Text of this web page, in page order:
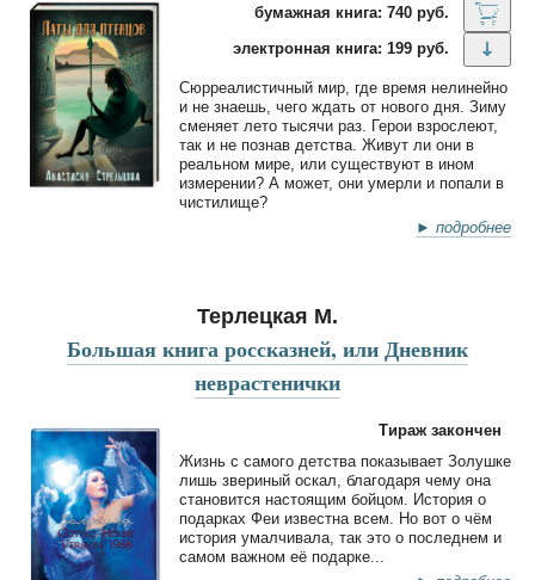
бумажная книга: 740 руб.
электронная книга: 199 руб.
Сюрреалистичный мир, где время нелинейно
и не знаешь, чего ждать от нового дня. Зиму
сменяет лето тысячи раз. Герои взрослеют,
так и не познав детства. Живут ли они в
реальном мире, или существуют в ином
измерении? А может, они умерли и попали в
чистилище?
► подробнее
Терлецкая М.
Большая книга россказней, или Дневник
неврастенички
Тираж закончен
Жизнь с самого детства показывает Золушке
лишь звериный оскал, благодаря чему она
становится настоящим бойцом. История о
подарках Феи известна всем. Но вот о чём
история умалчивала, так это о последнем и
самом важном её подарке...